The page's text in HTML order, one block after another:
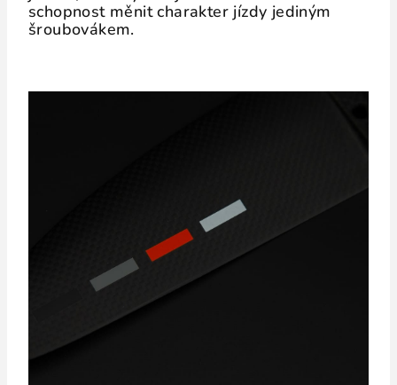
schopnost měnit charakter jízdy jediným
šroubovákem.